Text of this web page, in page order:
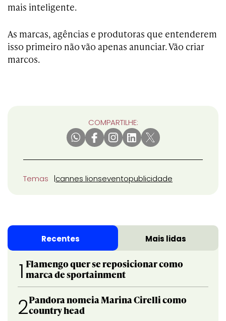
mais inteligente.
As marcas, agências e produtoras que entenderem
isso primeiro não vão apenas anunciar. Vão criar
marcos.
COMPARTILHE:
Temas cannes lionseventopublicidade
Recentes Mais lidas
1 Flamengo quer se reposicionar como
marca de sportainment
2Pandora nomeia Marina Cirelli como
country head